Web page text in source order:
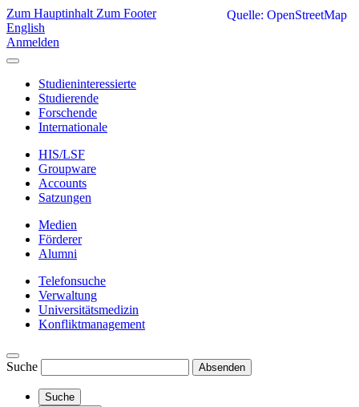
Zum Hauptinhalt Zum Footer
English
Anmelden
Studieninteressierte
Studierende
Forschende
Internationale
HIS/LSF
Groupware
Accounts
Satzungen
Medien
Förderer
Alumni
Telefonsuche
Verwaltung
Universitätsmedizin
Konfliktmanagement
Suche Absenden
Suche
Quelle: OpenStreetMap